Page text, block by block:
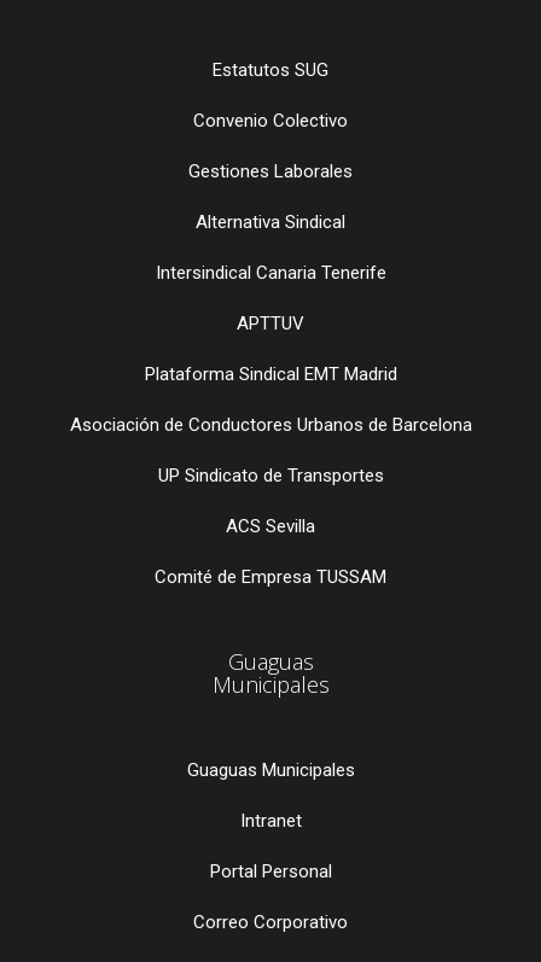
Estatutos SUG
Convenio Colectivo
Gestiones Laborales
Alternativa Sindical
Intersindical Canaria Tenerife
APTTUV
Plataforma Sindical EMT Madrid
Asociación de Conductores Urbanos de Barcelona
UP Sindicato de Transportes
ACS Sevilla
Comité de Empresa TUSSAM
Guaguas
Municipales
Guaguas Municipales
Intranet
Portal Personal
Correo Corporativo